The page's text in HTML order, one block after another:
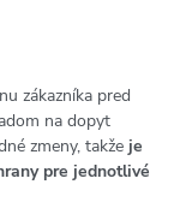
zákazníka pred
na dopyt
zmeny, takžeje
pre jednotlivé